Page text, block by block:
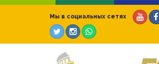
Мы в социальных сетях